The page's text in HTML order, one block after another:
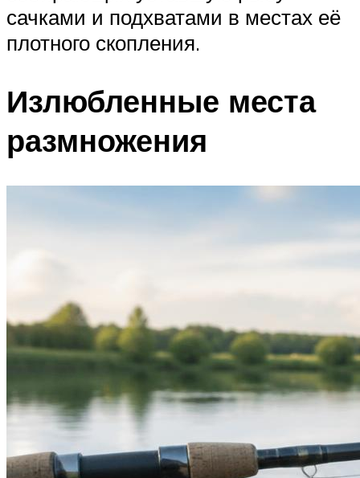
сачками и подхватами в местах её
плотного скопления.
Излюбленные места
размножения